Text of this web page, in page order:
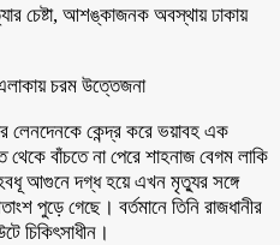
চেষ্টা, আশঙ্কাজনক অবস্থায় ঢাকায়
চরম উত্তেজনা
লেনদেনকে কেন্দ্র করে ভয়াবহ এক
বাঁচতে না পেরে শাহনাজ বেগম লাকি
আগুনে দগ্ধ হয়ে এখন মৃত্যুর সঙ্গে
পুড়ে গেছে। বর্তমানে তিনি রাজধানীর
চিকিৎসাধীন।